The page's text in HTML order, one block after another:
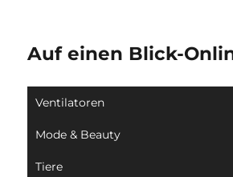
Auf einen Blick-
Ventilatoren
Mode & Beauty
Tiere